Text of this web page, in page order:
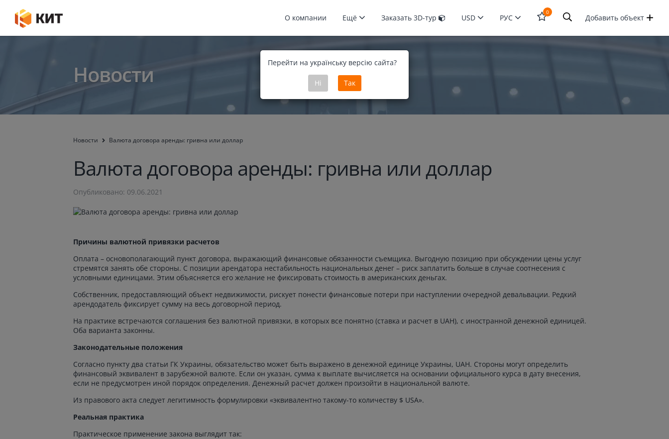
О компании Ещё Заказать 3D-тур USD РУС
0
ОткрытьДобавить объект
Перейти на українську версію сайта?
Ні Так
Новости
Новости Валюта договора аренды: гривна или доллар
Валюта договора аренды: гривна или доллар
Опубликовано: 09.06.2021
Причины валютной привязки расчетов
Оплата – основополагающий пункт договора, выражающий финансовые обязанности съемщика. Выгодную позицию при обсуждении цены услуг
стремятся занять обе стороны. С позиции арендатора нестабильность национальных денег – риск заплатить больше в случае соотнесения с
условными единицами. Этим объясняется его желание не фиксировать стоимость в американских деньгах.
Собственник, предоставляющий объект недвижимости, рискует понести финансовые потери при наступлении очередной девальвации. Редкий
арендодатель фиксирует сумму на весь договорной период.
На практике встречаются соглашения без валютной привязки, в которых все понятно (ставка и расчет в UAH), с иностранной денежной единицей.
Оба варианта законны.
Законодательные положения
Согласно пункту два статьи ГК Украины, обязательство может быть выражено в денежной единице Украины, UAH. Стороны могут определить
финансовый эквивалент в зарубежной валюте. Если он указан, сумма к выплате вычисляется на основании официального курса в дату внесения,
если не предусмотрен иной порядок определения. Денежный расчет должен произойти в национальной валюте.
Из правового акта следует легитимность формулировки «эквивалентно такому-то количеству $ USA».
Реальная практика
Практическое применение закона выглядит так: